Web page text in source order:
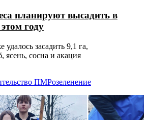
планируют высадить в
году
засадить 9,1 га,
ясень, сосна и акация
ПМРозеленение